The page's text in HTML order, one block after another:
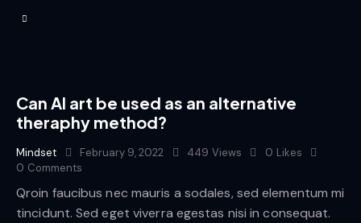
Can AI art be used as an alternative
theraphy method?
Mindset February 9, 2022 449 Views 0 Likes
0 Comments
Qroin faucibus nec mauris a sodales, sed elementum mi
tincidunt. Sed eget viverra egestas nisi in consequat.